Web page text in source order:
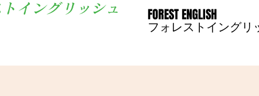
トイングリッシュ FOREST ENGLISH
フォレストイングリ
FOREST ENGLISH
フォレストイングリ